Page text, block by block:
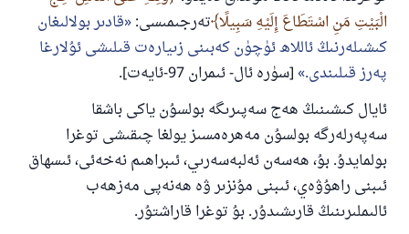
الْبَيْتِ مَنِ اسْتَطَاعَ إِلَيْهِ سَبِيلًا تەرجىمىسى: قادىر بولالىغان
كىشىلەرنىڭ ئاللاھ ئۈچۈن كەبىنى زىيارەت قىلىشى ئۇلارغا
پەرز قىلىندى. [سۈرە ئال- ئىمران 97-ئايەت].
ئايال كىشىنىڭ ھەج سەپىرىگە بولسۇن ياكى باشقا
سەپەرلەرگە بولسۇن مەھرەمسىز يولغا چىقىشى توغرا
بولمايدۇ. بۇ، ھەسەن ئەلبەسەرىي، ئىبراھىم نەخەئى، ئىسھاق
ئىبنى راھۇۋەي، ئىبنى مۇنزىر ۋە ھەنەپى مەزھەب
ئالىملىرىنىڭ قارىشىدۇر. بۇ توغرا قاراشتۇر.